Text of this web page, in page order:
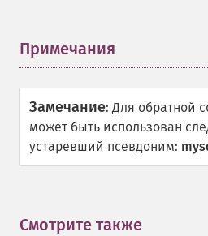
Примечания
Замечание:Для обратной
может быть использован
устаревший псевдоним:
Смотрите также